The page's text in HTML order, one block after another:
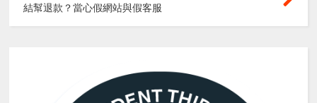
結幫退款？當心假網站與假客服